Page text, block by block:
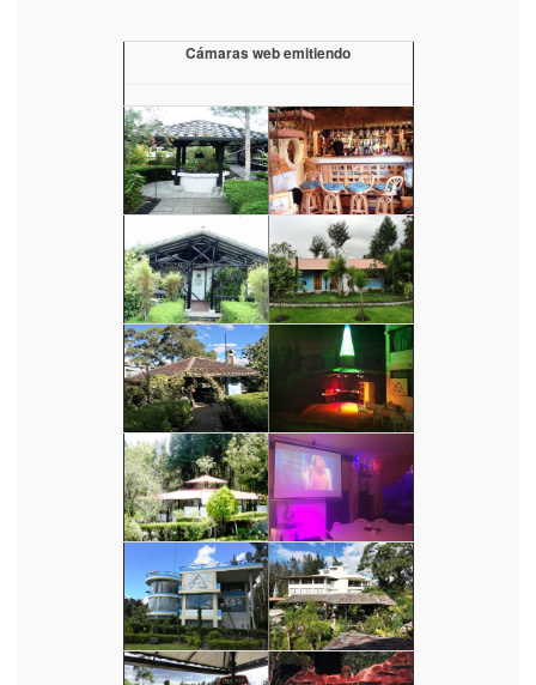
Cámaras web emitiendo